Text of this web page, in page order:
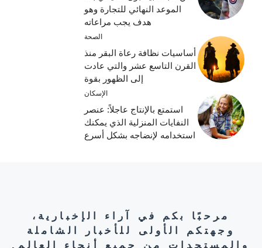
الموعد النهائي للتجارة وهو
هدف يجب مراعاته
الصحة
أساسيات نظافة رعاة البقر منذ
القرن التاسع عشر والتي عادت
إلى الظهور بقوة
الإسكان
استمتع بالإنتاج عاجلاً: عنصر
النفايات المنزلية الذي يمكنك
استخدامه لإنضاجه بشكل أسرع
مرحبًا بكم في آراء الإخبارية،
وجهتكم الأولى للأخبار الشاملة
والمستجدات من جميع أنحاء العالم.